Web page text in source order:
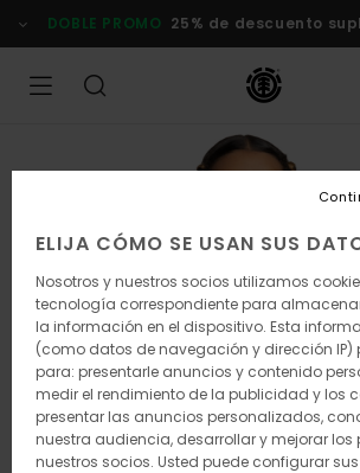
la
DOBLE PROMO 25% de descuento
ELIJA CÓMO SE USAN SUS
Nosotros y nuestros socios utilizamos
tecnología correspondiente para
la información en el dispositivo. Esta
(como datos de navegación y dirección IP)
para: presentarle anuncios y contenido
medir el rendimiento de la publicidad y los
presentar las anuncios personalizados,
nuestra audiencia, desarrollar y mejorar los
nuestros socios. Usted puede configurar